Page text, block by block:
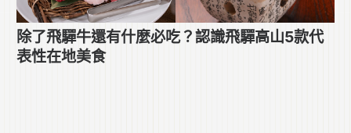
除了飛驒牛還有什麼必吃？認識飛驒高山5款代
表性在地美食